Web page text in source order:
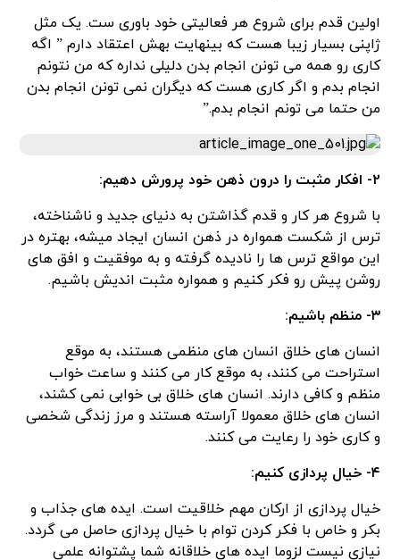
اولین قدم برای شروع هر فعالیتی خود باوری ست. یک مثل
ژاپنی بسیار زیبا هست که بینهایت بهش اعتقاد دارم ” اگه
کاری رو همه می تونن انجام بدن دلیلی نداره که من نتونم
انجام بدم و اگر کاری هست که دیگران نمی تونن انجام بدن
من حتما می تونم انجام بدم.”
۲- افکار مثبت را درون ذهن خود پرورش دهیم:
با شروع هر کار و قدم گذاشتن به دنیای جدید و ناشناخته،
ترس از شکست همواره در ذهن انسان ایجاد میشه، بهتره در
این مواقع ترس ها را نادیده گرفته و به موفقیت و افق های
روشن پیش رو فکر کنیم و همواره مثبت اندیش باشیم.
۳- منظم باشیم:
انسان های خلاق انسان های منظمی هستند، به موقع
استراحت می کنند، به موقع کار می کنند و ساعت خواب
منظم و کافی دارند. انسان های خلاق بی خوابی نمی کشند،
انسان های خلاق معمولا آراسته هستند و مرز زندگی شخصی
و کاری خود را رعایت می کنند.
۴- خیال پردازی کنیم:
خیال پردازی از ارکان مهم خلاقیت است. ایده های جذاب و
بکر و خاص با فکر کردن توام با خیال پردازی حاصل می گردد.
نیازی نیست لزوما ایده های خلاقانه شما پشتوانه علمی